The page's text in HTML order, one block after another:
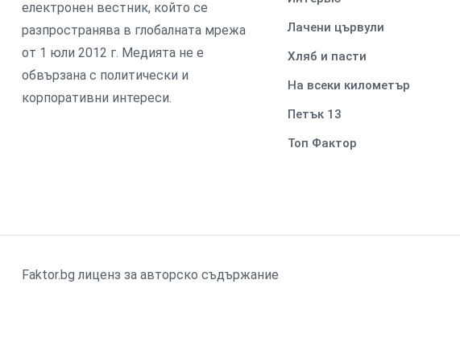
електронен вестник, който се
разпространява в глобалната мрежа
от 1 юли 2012 г. Медията не е
обвързана с политически и
корпоративни интереси.
Лачени цървули
Хляб и пасти
На всеки километър
Петък 13
Топ Фактор
Faktor.bg лиценз за авторско съдържание